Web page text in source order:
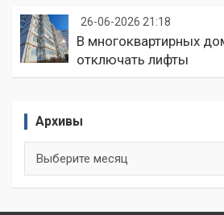
26-06-2026 21:18
В многоквартирных
отключать лифты
Архивы